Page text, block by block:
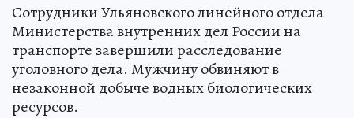
Сотрудники Ульяновского линейного отдела
Министерства внутренних дел России на
транспорте завершили расследование
уголовного дела. Мужчину обвиняют в
незаконной добыче водных биологических
ресурсов.